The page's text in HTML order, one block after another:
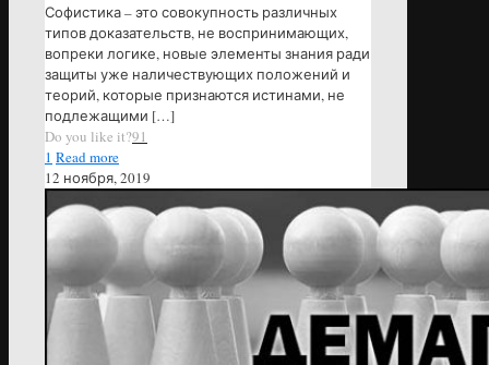
Софистика – это совокупность различных
типов доказательств, не воспринимающих,
вопреки логике, новые элементы знания ради
защиты уже наличествующих положений и
теорий, которые признаются истинами, не
подлежащими […]
Do you like it?91
1 Read more
12 ноября, 2019